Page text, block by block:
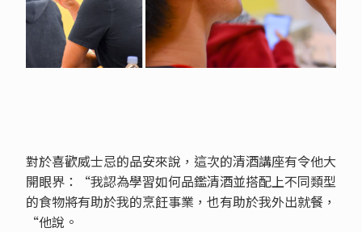
對於喜歡威士忌的品安來說，這次的清酒講座有令他大
開眼界：“我認為學習如何品鑑清酒並搭配上不同類型
的食物將有助於我的烹飪事業，也有助於我外出就餐，
“他說。